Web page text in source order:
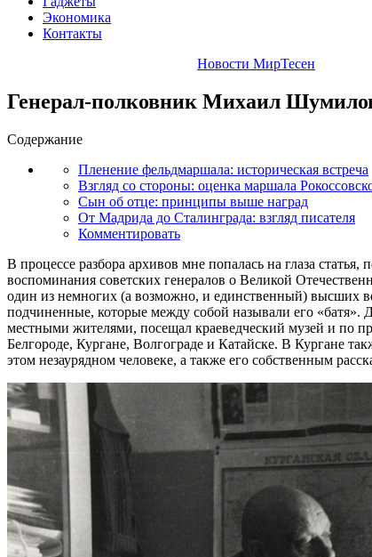
Экономика
Контакты
Новости МирТесен
Генерал-полковник Михаил
Содержание
Пленение фельдмаршала: историческая встреча
Взгляд со стороны: оценка маршала
Сын об отце: принципы выше наград
От Мадрида до Сталинграда: взгляд писателя
Комментировать
В процессе разбора архивов мне попалась на глаза
воспоминания советских генералов о Великой
один из немногих (а возможно, и единственный) высших
подчиненные, которые между собой называли его «батя».
местными жителями, посещал краеведческий музей и по
Белгороде, Кургане, Волгограде и Катайске. В Кургане
этом незаурядном человеке, а также его собственным